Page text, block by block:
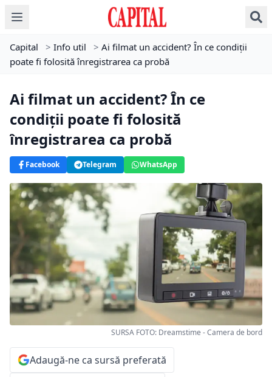
Capital > Info util > Ai filmat un accident? În ce condiții
poate fi folosită înregistrarea ca probă
Ai filmat un accident? În ce
condiții poate fi folosită
înregistrarea ca probă
Facebook Telegram WhatsApp
SURSA FOTO: Dreamstime - Camera de bord
Adaugă-ne ca sursă preferată